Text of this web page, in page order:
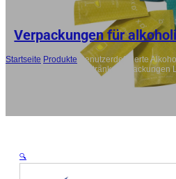
Verpackungen für
Startseite Produkte
Benutzerdefinierte
Stand Up Beutel für Getränkeverpackungen
🔍